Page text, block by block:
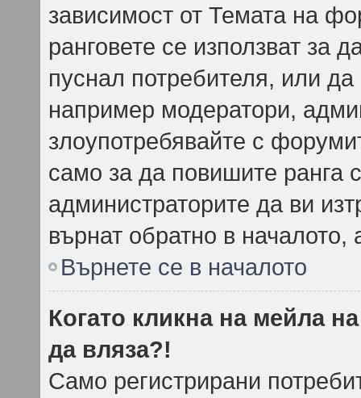
зависимост от Темата на
ранговете се използват за
пуснал потребителя, или
например модератори,
злоупотребявайте с
само за да повишите ранга
администраторите да ви
върнат обратно в
Върнете се в началото
Когато кликна на мейла
да вляза?!
Само регистрирани